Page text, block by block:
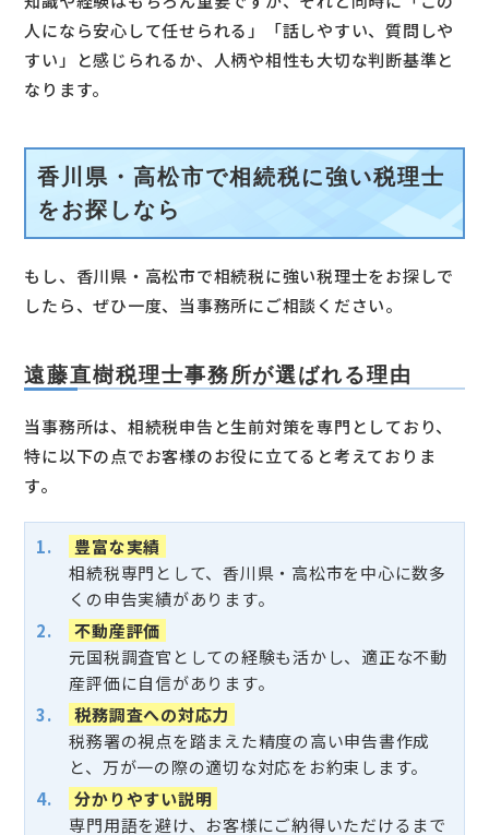
人になら安心して任せられる」「話しやすい、質問しや
すい」と感じられるか、人柄や相性も大切な判断基準と
なります。
香川県・高松市で相続税に強い税理士
をお探しなら
もし、香川県・高松市で相続税に強い税理士をお探しで
したら、ぜひ一度、当事務所にご相談ください。
遠藤直樹税理士事務所が選ばれる理由
当事務所は、相続税申告と生前対策を専門としており、
特に以下の点でお客様のお役に立てると考えておりま
す。
豊富な実績
相続税専門として、香川県・高松市を中心に数多
くの申告実績があります。
不動産評価
元国税調査官としての経験も活かし、適正な不動
産評価に自信があります。
税務調査への対応力
税務署の視点を踏まえた精度の高い申告書作成
と、万が一の際の適切な対応をお約束します。
分かりやすい説明
専門用語を避け、お客様にご納得いただけるまで